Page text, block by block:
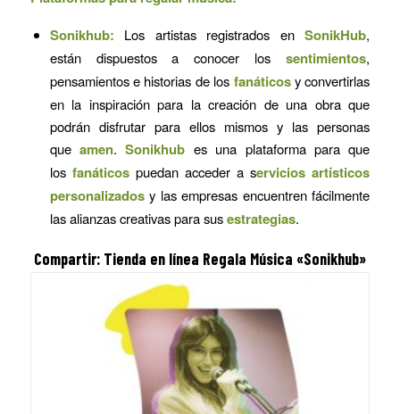
Sonikhub: Los artistas registrados enSonikHub,
están dispuestos a conocer lossentimientos,
pensamientos e historias de los fanáticosy convertirlas
en la inspiración para la creación de una obra que
podrán disfrutar para ellos mismos y las personas
que amen.Sonikhub es una plataforma para que
los fanáticospuedan acceder a servicios artísticos
personalizadosy las empresas encuentren fácilmente
las alianzas creativas para susestrategias.
Compartir: Tienda en línea Regala Música «Sonikhub»